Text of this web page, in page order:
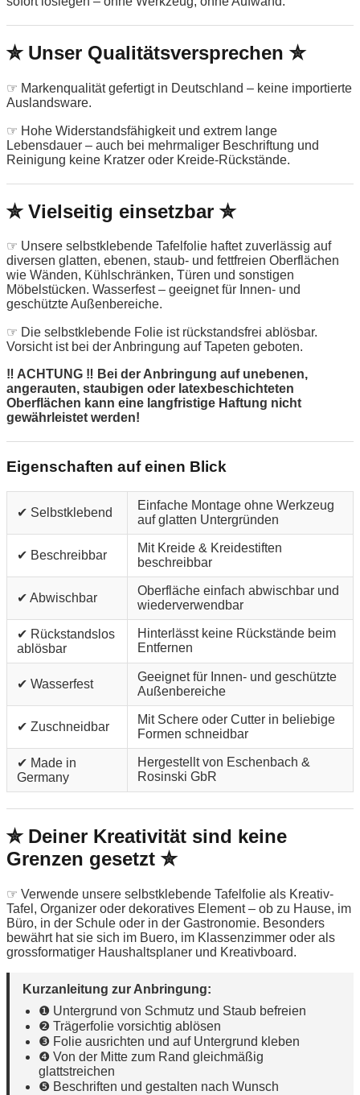
✮ Unser Qualitätsversprechen ✮
☞ Markenqualität gefertigt in Deutschland – keine importierte
Auslandsware.
☞ Hohe Widerstandsfähigkeit und extrem lange
Lebensdauer – auch bei mehrmaliger Beschriftung und
Reinigung keine Kratzer oder Kreide-Rückstände.
✮ Vielseitig einsetzbar ✮
☞ Unsere selbstklebende Tafelfolie haftet zuverlässig auf
diversen glatten, ebenen, staub- und fettfreien Oberflächen
wie Wänden, Kühlschränken, Türen und sonstigen
Möbelstücken. Wasserfest – geeignet für Innen- und
geschützte Außenbereiche.
☞ Die selbstklebende Folie ist rückstandsfrei ablösbar.
Vorsicht ist bei der Anbringung auf Tapeten geboten.
‼ ACHTUNG ‼ Bei der Anbringung auf unebenen,
angerauten, staubigen oder latexbeschichteten
Oberflächen kann eine langfristige Haftung nicht
gewährleistet werden!
Eigenschaften auf einen Blick
✔ Selbstklebend
Einfache Montage ohne Werkzeug
auf glatten Untergründen
✔ Beschreibbar
Mit Kreide & Kreidestiften
beschreibbar
✔ Abwischbar
Oberfläche einfach abwischbar und
wiederverwendbar
✔ Rückstandslos
ablösbar
Hinterlässt keine Rückstände beim
Entfernen
✔ Wasserfest
Geeignet für Innen- und geschützte
Außenbereiche
✔ Zuschneidbar
Mit Schere oder Cutter in beliebige
Formen schneidbar
✔ Made in
Germany
Hergestellt von Eschenbach &
Rosinski GbR
✮ Deiner Kreativität sind keine
Grenzen gesetzt ✮
☞ Verwende unsere selbstklebende Tafelfolie als Kreativ-
Tafel, Organizer oder dekoratives Element – ob zu Hause, im
Büro, in der Schule oder in der Gastronomie. Besonders
bewährt hat sie sich im Buero, im Klassenzimmer oder als
grossformatiger Haushaltsplaner und Kreativboard.
Kurzanleitung zur Anbringung:
❶ Untergrund von Schmutz und Staub befreien
❷ Trägerfolie vorsichtig ablösen
❸ Folie ausrichten und auf Untergrund kleben
❹ Von der Mitte zum Rand gleichmäßig
glattstreichen
❺ Beschriften und gestalten nach Wunsch